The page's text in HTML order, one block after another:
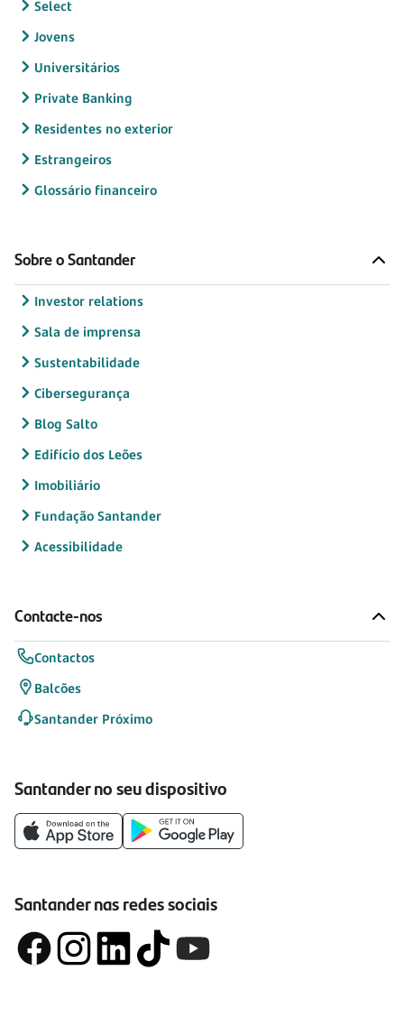
Select
Jovens
Universitários
Private Banking
Residentes no exterior
Estrangeiros
Glossário financeiro
Sobre o Santander
Investor relations
Sala de imprensa
Sustentabilidade
Cibersegurança
Blog Salto
Edifício dos Leões
Imobiliário
Fundação Santander
Acessibilidade
Contacte-nos
Contactos
Balcões
Santander Próximo
Santander no seu dispositivo
Santander nas redes sociais